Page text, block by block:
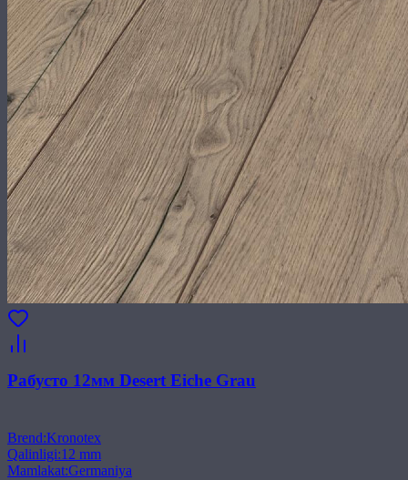
Рабусто 12мм Desert Eiche Grau
Brend:Kronotex
Qalinligi:12 mm
Mamlakat:Germaniya